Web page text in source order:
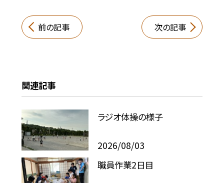
前の記事 次の記事
関連記事
ラジオ体操の様子
2026/08/03
職員作業2日目